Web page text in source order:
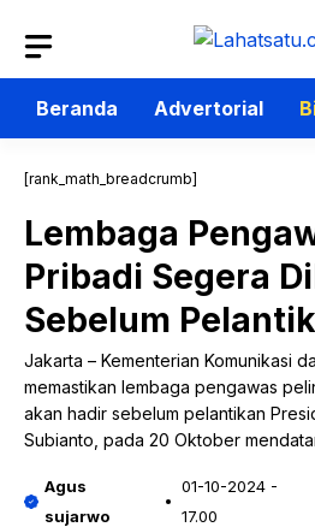
isi
Beranda
Advertorial
[rank_math_breadcrumb]
Lembaga
Pribadi Segera
Sebelum
Jakarta – Kementerian Komunikasi
memastikan lembaga pengawas
akan hadir sebelum pelantikan
Subianto, pada 20 Oktober
Agus
sujarwo
01-10-2024 -
17.00